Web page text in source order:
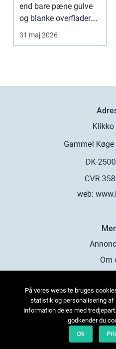
end bare pæne gulve
og blanke overflader.
Rengøringen påv...
31 maj 2026
web:
Om
På vores website bruges
statistik og personalisering af
information deles med
godkender du
Ok